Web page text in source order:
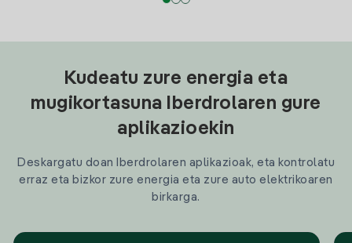
Kudeatu zure energia eta
mugikortasuna Iberdrolaren gure
aplikazioekin
Deskargatu doan Iberdrolaren aplikazioak, eta kontrolatu
erraz eta bizkor zure energia eta zure auto elektrikoaren
birkarga.